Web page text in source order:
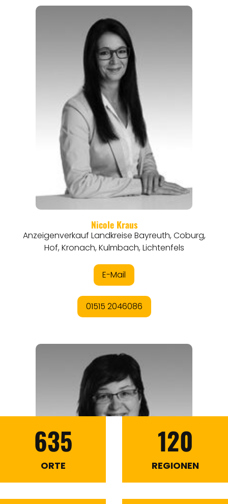
635
ORTE
120
REGIONEN